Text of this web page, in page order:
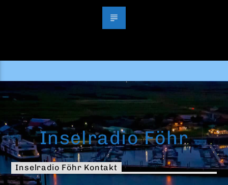
Inselradio Föhr
Inselradio Föhr Kontakt